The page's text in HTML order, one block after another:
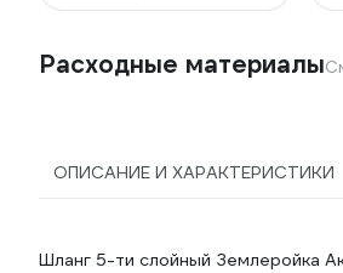
Расходные материалы
ОПИСАНИЕ И ХАРАКТЕРИСТИКИ
Шланг 5-ти слойный Землеройка